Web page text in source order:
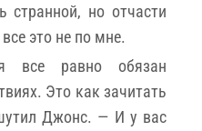
странной, но отчасти
это не по мне.
равно обязан
Это как зачитать
Джонс. — И у вас